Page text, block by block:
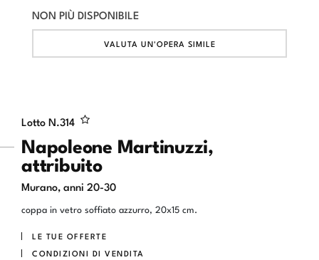
Lotto N.314
Napoleone Martinuzzi,
attribuito
Murano, anni 20-30
coppa in vetro soffiato azzurro, 20x15 cm.
LE TUE OFFERTE
CONDIZIONI DI VENDITA
NON PIÙ DISPONIBILE
VALUTA UN'OPERA SIMILE